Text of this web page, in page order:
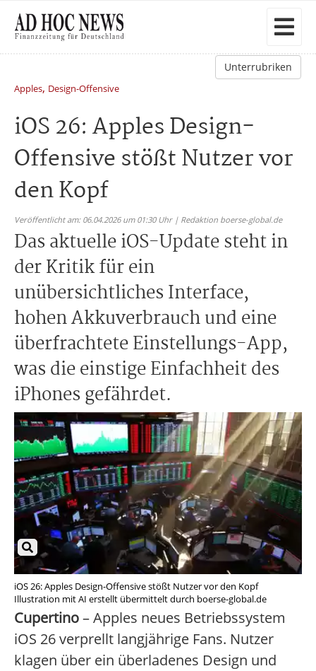
Unterrubriken
Apples, Design-Offensive
iOS 26: Apples Design-
Offensive stößt Nutzer vor
den Kopf
Veröffentlicht am: 06.04.2026 um 01:30 Uhr | Redaktion boerse-global.de
Das aktuelle iOS-Update steht in
der Kritik für ein
unübersichtliches Interface,
hohen Akkuverbrauch und eine
überfrachtete Einstellungs-App,
was die einstige Einfachheit des
iPhones gefährdet.
iOS 26: Apples Design-Offensive stößt Nutzer vor den Kopf
Illustration mit AI erstellt übermittelt durch boerse-global.de
Cupertino– Apples neues Betriebssystem
iOS 26 verprellt langjährige Fans. Nutzer
klagen über ein überladenes Design und